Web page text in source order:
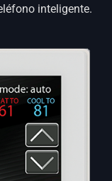
inteligente.